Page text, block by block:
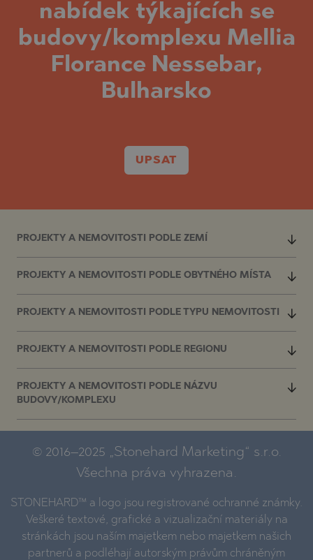
nabídek týkajících se
budovy/komplexu Mellia
Florance Nessebar,
Bulharsko
UPSAT
PROJEKTY A NEMOVITOSTI PODLE ZEMÍ
PROJEKTY A NEMOVITOSTI PODLE OBYTNÉHO MÍSTA
PROJEKTY A NEMOVITOSTI PODLE TYPU NEMOVITOSTI
PROJEKTY A NEMOVITOSTI PODLE REGIONU
PROJEKTY A NEMOVITOSTI PODLE NÁZVU
BUDOVY/KOMPLEXU
© 2016–2025 „Stonehard Marketing“ s.r.o.
Všechna práva vyhrazena.
STONEHARD™ a logo jsou registrované ochranné známky.
Veškeré textové, grafické a vizualizační materiály na
stránkách jsou naším majetkem nebo majetkem našich
partnerů a podléhají autorským právům chráněným